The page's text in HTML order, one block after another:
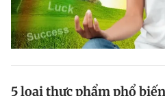
5 loại thực phẩm phổ